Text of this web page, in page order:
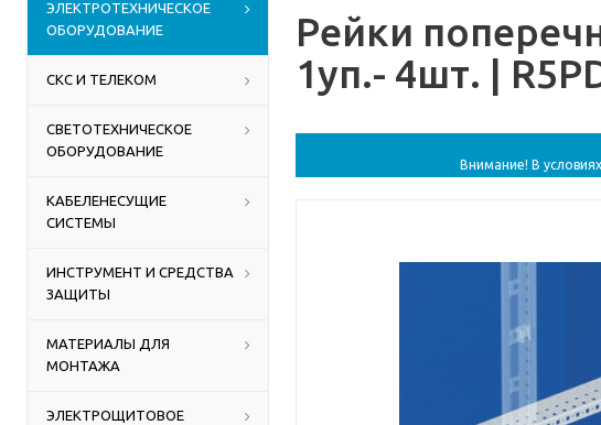
Контакты
ЭЛЕКТРОТЕХНИЧЕСКОЕ
ОБОРУДОВАНИЕ
СКС И ТЕЛЕКОМ
СВЕТОТЕХНИЧЕСКОЕ
ОБОРУДОВАНИЕ
КАБЕЛЕНЕСУЩИЕ
СИСТЕМЫ
ИНСТРУМЕНТ И СРЕДСТВА
ЗАЩИТЫ
МАТЕРИАЛЫ ДЛЯ
МОНТАЖА
ЭЛЕКТРОЩИТОВОЕ
Рейки
1уп.- 4шт. |
Внимание! В